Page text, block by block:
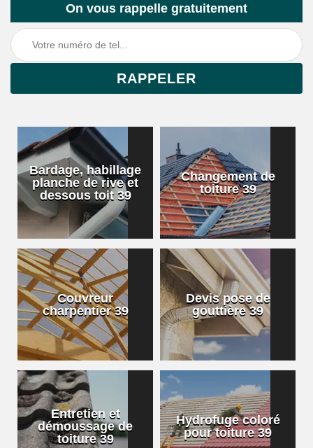
On vous rappelle gratuitement
Bardage, habillage
planche de rive et
dessous toit 39
Changement de
toiture 39
Couvreur
charpentier 39
Devis pose de
gouttière 39
Entretien et
démoussage de
toiture 39
Hydrofuge coloré
pour toiture 39